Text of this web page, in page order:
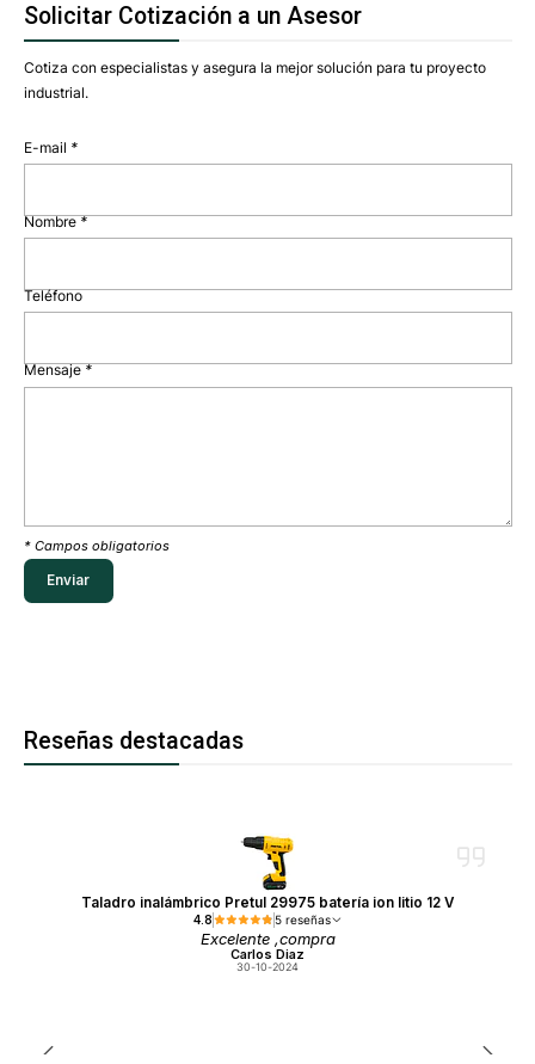
Solicitar Cotización a un Asesor
Cotiza con especialistas y asegura la mejor solución para tu proyecto
industrial.
E-mail *
Nombre*
Teléfono
Mensaje *
* Campos obligatorios
Reseñas destacadas
Taladro inalámbrico Pretul 29975 batería ion litio 12 V
4.8 5 reseñas
Excelente ,compra
Carlos Diaz
30-10-2024